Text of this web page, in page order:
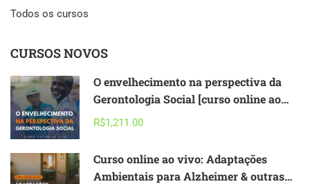
Todos os cursos
CURSOS NOVOS
O envelhecimento na perspectiva da
Gerontologia Social [curso online ao
vivo] – 2026
R$1,211.00
Curso online ao vivo: Adaptações
Ambientais para Alzheimer & outras